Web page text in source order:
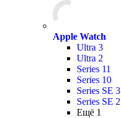
Apple Watch
Ultra 3
Ultra 2
Series 11
Series 10
Series SE 3
Series SE 2
Ещё 1